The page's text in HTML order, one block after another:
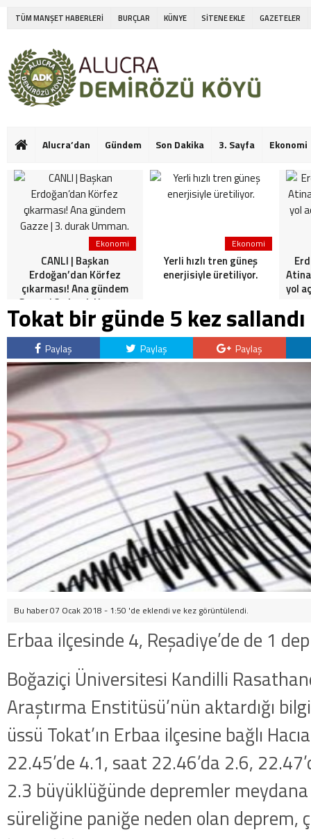
TÜM MANŞET HABERLERİ BURÇLAR KÜNYE SİTENE EKLE GAZETELER
Alucra’dan Gündem Son Dakika 3. Sayfa Ekonomi
Ekonomi
CANLI | Başkan
Erdoğan’dan Körfez
çıkarması! Ana gündem
Gazze | 3. durak Umman.
Ekonomi
Yerli hızlı tren güneş
enerjisiyle üretiliyor.
yol
Tokat bir günde 5 kez sallandı
Paylaş Paylaş Paylaş
Bu haber 07 Ocak 2018 - 1:50 'de eklendi ve kez görüntülendi.
Erbaa ilçesinde 4, Reşadiye’de de 1
Boğaziçi Üniversitesi Kandilli
Araştırma Enstitüsü’nün aktardığı
üssü Tokat’ın Erbaa ilçesine bağlı
22.45’de 4.1, saat 22.46’da 2.6,
2.3 büyüklüğünde depremler meydana
süreliğine paniğe neden olan deprem,